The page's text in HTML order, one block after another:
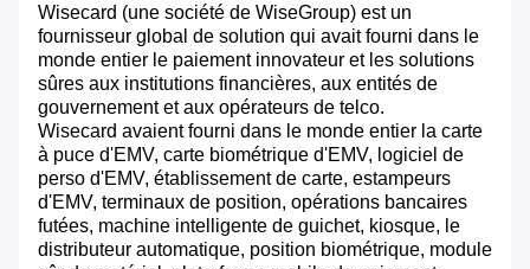
Wisecard (une société de WiseGroup) est un
fournisseur global de solution qui avait fourni dans le
monde entier le paiement innovateur et les solutions
sûres aux institutions financières, aux entités de
gouvernement et aux opérateurs de telco.
Wisecard avaient fourni dans le monde entier la carte
à puce d'EMV, carte biométrique d'EMV, logiciel de
perso d'EMV, établissement de carte, estampeurs
d'EMV, terminaux de position, opérations bancaires
futées, machine intelligente de guichet, kiosque, le
distributeur automatique, position biométrique, module